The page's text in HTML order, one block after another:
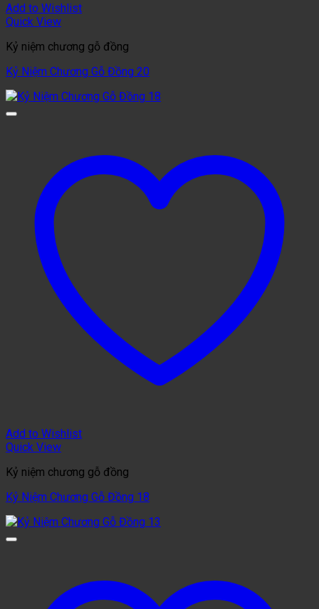
Add to Wishlist
Quick View
Kỷ niệm chương gỗ đồng
Kỷ Niệm Chương Gỗ Đồng 20
Add to Wishlist
Quick View
Kỷ niệm chương gỗ đồng
Kỷ Niệm Chương Gỗ Đồng 18